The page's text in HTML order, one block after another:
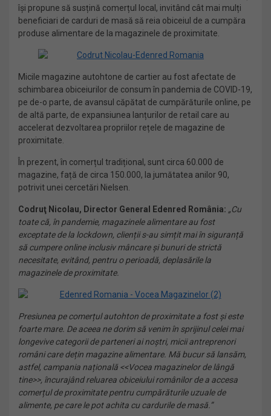
își propune să susțină comerțul local, invitând cât mai mulți
beneficiari de carduri de masă să reia obiceiul de a cumpăra
produse alimentare de la magazinele de proximitate.
Micile magazine autohtone de cartier au fost afectate de
schimbarea obiceiurilor de consum în pandemia de COVID-19,
pe de-o parte, de avansul căpătat de cumpărăturile online, pe
de altă parte, de expansiunea lanțurilor de retail care au
accelerat dezvoltarea propriilor rețele de magazine de
proximitate.
În prezent, în comerțul tradițional, sunt circa 60.000 de
magazine, față de circa 150.000, la jumătatea anilor 90,
potrivit unei cercetări Nielsen.
Codruţ Nicolau, Director General Edenred România: „Cu
toate că, în pandemie, magazinele alimentare au fost
exceptate de la lockdown, clienții s-au simțit mai în siguranță
să cumpere online inclusiv mâncare și bunuri de strictă
necesitate, evitând, pentru o perioadă, deplasările la
magazinele de proximitate.
Presiunea pe comerțul autohton de proximitate a fost și este
foarte mare. De aceea ne dorim să venim în sprijinul celei mai
longevive categorii de parteneri ai noștri, micii antreprenori
români care dețin magazine alimentare. Mă bucur să lansăm,
astfel, campania națională <<Vocea magazinelor de lângă
tine>>, încurajând reluarea obiceiului românilor de a accesa
comerțul de proximitate pentru cumpărăturile uzuale de
alimente, pe care le pot achita cu cardurile de masă. ”